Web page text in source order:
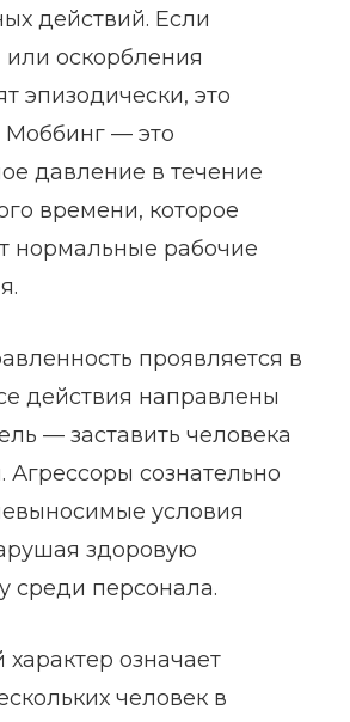
действий. Если
оскорбления
эпизодически, это
Моббинг — это
давление в течение
времени, которое
нормальные рабочие
проявляется в
действия направлены
— заставить человека
Агрессоры сознательно
условия
здоровую
среди персонала.
характер означает
человек в